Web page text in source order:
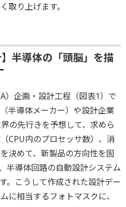
取り上げます。
】半導体の「頭脳」を描
）企画・設計工程（図表1）で
半導体メーカー）や設計企業
の先行きを予想して、求めら
CPU内のプロセッサ数）、消
決めて、新製品の方向性を固
半導体回路の自動設計システム
。こうして作成された設計デー
に相当するフォトマスクに、